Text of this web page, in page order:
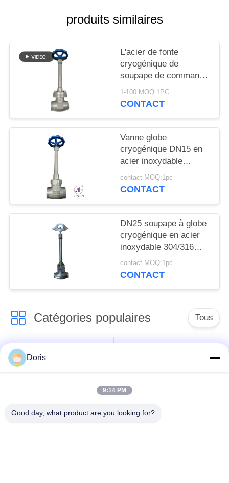
DEMANDEZ
UNE
CITATION
SITE
POLITIQUE
CONFIDENTIALITÉ
produits similaires
L'acier de fonte
cryogénique de
soupape de commande
de globe ou l'acier
inoxydable ou adaptent
1-100 MOQ:1PC
CONTACT
Vanne globe
cryogénique DN15 en
acier inoxydable
304/316 5.0 MPa
-196°C à +80°C
contact MOQ:1pc
CONTACT
DN25 soupape à globe
cryogénique en acier
inoxydable 304/316
avec joint PTFE et
corps de soupape
contact MOQ:1pc
CONTACT
Catégories populaires Tous
Vanne cryogénique
cryogéniques
cryogénique
cryogénique
Doris
9:14 PM
Good day, what product are you looking for?